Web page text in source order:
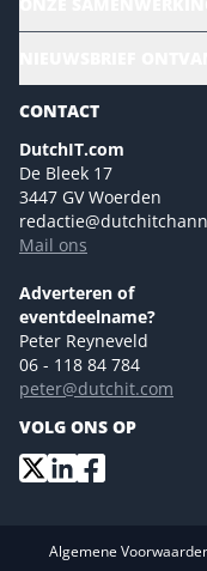
Magazines
Marketingmogelijkheden
Eventmogelijkheden 2026
Advertising opportunities
Event opportunities 2026
NL Digital
Versturen
CONTACT
DutchIT.com
De Bleek 17
3447 GV Woerden
Mail ons
Adverteren of
eventdeelname?
Peter Reyneveld
06 - 118 84 784
peter@dutchit.com
VOLG ONS OP
Algemene